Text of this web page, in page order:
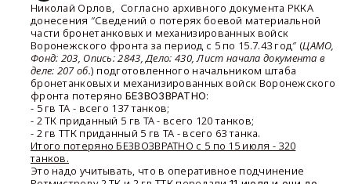
Николай Орлов, Согласно архивного документа РККА
донесения ″Сведений о потерях боевой материальной
части бронетанковых и механизированных войск
Воронежского фронта за период с 5 по 15.7.43 год″ (ЦАМО,
Фонд: 203, Опись: 2843, Дело: 430, Лист начала документа в
деле: 207 об.) подготовленного начальником штаба
бронетанковых и механизированных войск Воронежского
фронта потеряно БЕЗВОЗВРАТНО:
- 5 гв ТА - всего 137 танков;
- 2 ТК приданный 5 гв ТА - всего 120 танков;
- 2 гв ТТК приданный 5 гв ТА - всего 63 танка.
Итого потеряно БЕЗВОЗВРАТНО с 5 по 15 июля - 320
танков.
Это надо учитывать, что в оперативное подчинение